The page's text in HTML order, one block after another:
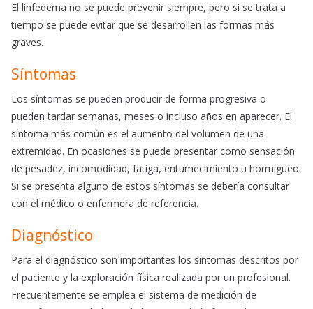
El linfedema no se puede prevenir siempre, pero si se trata a
tiempo se puede evitar que se desarrollen las formas más
graves.
Síntomas
Los síntomas se pueden producir de forma progresiva o
pueden tardar semanas, meses o incluso años en aparecer. El
síntoma más común es el aumento del volumen de una
extremidad. En ocasiones se puede presentar como sensación
de pesadez, incomodidad, fatiga, entumecimiento u hormigueo.
Si se presenta alguno de estos síntomas se debería consultar
con el médico o enfermera de referencia.
Diagnóstico
Para el diagnóstico son importantes los síntomas descritos por
el paciente y la exploración física realizada por un profesional.
Frecuentemente se emplea el sistema de medición de